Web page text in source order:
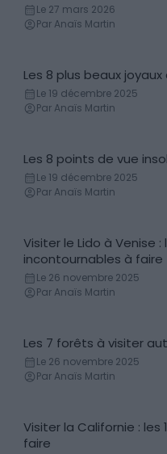
Le 27 mars 2026
Par Anaïs Martin
Palais
Les 8 plus beaux
Le 19 décembre 2025
Par Anaïs Martin
Lieux
Les 8 points de vue
Le 19 décembre 2025
Par Anaïs Martin
Incontournables
Visiter le Lido à Venise :
incontournables à faire
Le 26 novembre 2025
Par Anaïs Martin
Forêt
Les 7 forêts à visiter
Le 26 novembre 2025
Par Anaïs Martin
Incontournables
Visiter la Californie :
faire